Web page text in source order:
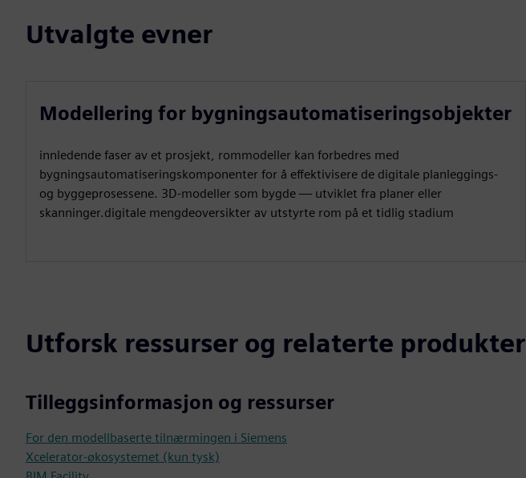
Utvalgte evner
Modellering for bygningsautomatiseringsobjekter
innledende faser av et prosjekt, rommodeller kan forbedres med
bygningsautomatiseringskomponenter for å effektivisere de digitale planleggings-
og byggeprosessene. 3D-modeller som bygde — utviklet fra planer eller
skanninger.digitale mengdeoversikter av utstyrte rom på et tidlig stadium
Utforsk ressurser og relaterte produkter
Tilleggsinformasjon og ressurser
For den modellbaserte tilnærmingen i Siemens
Xcelerator-økosystemet (kun tysk)